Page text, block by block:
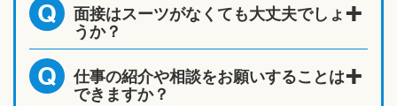
Q 面接はスーツがなくても大丈夫でしょ
うか？
Q 仕事の紹介や相談をお願いすることは
できますか？